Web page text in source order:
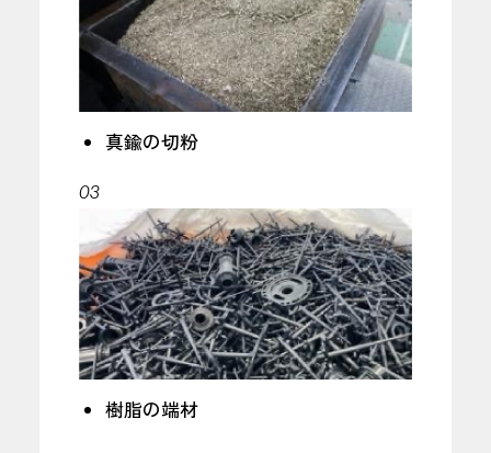
真鍮の切粉
03
樹脂の端材